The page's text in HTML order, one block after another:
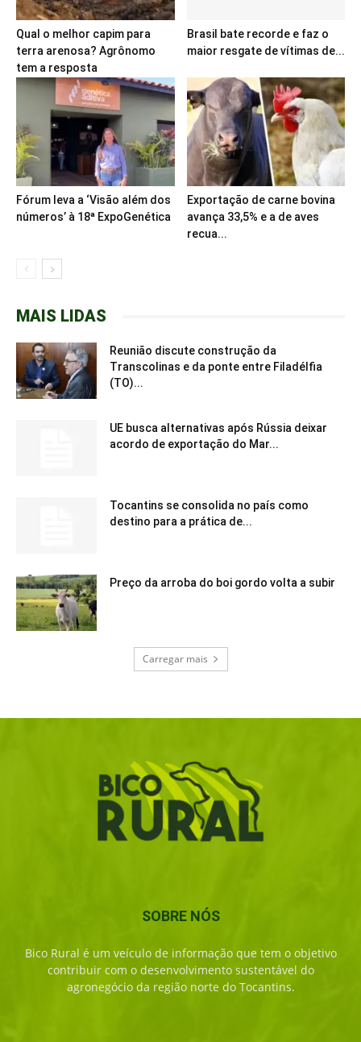
Qual o melhor capim para
terra arenosa? Agrônomo
tem a resposta
Brasil bate recorde e faz o
maior resgate de vítimas de...
Fórum leva a ‘Visão além dos
números’ à 18ª ExpoGenética
Exportação de carne bovina
avança 33,5% e a de aves
recua...
MAIS LIDAS
Reunião discute construção da
Transcolinas e da ponte entre Filadélfia
(TO)...
UE busca alternativas após Rússia deixar
acordo de exportação do Mar...
Tocantins se consolida no país como
destino para a prática de...
Preço da arroba do boi gordo volta a subir
Carregar mais
SOBRE NÓS
Bico Rural é um veículo de informação que tem o objetivo
contribuir com o desenvolvimento sustentável do
agronegócio da região norte do Tocantins.